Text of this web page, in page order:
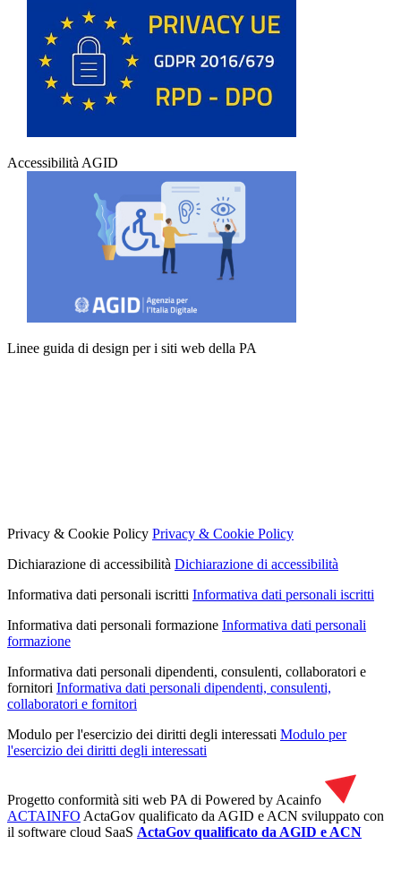
Accessibilità AGID
Linee guida di design per i siti web della PA
Privacy & Cookie Policy Privacy & Cookie Policy
Dichiarazione di accessibilità Dichiarazione di accessibilità
Informativa dati personali iscritti Informativa dati personali iscritti
Informativa dati personali formazione Informativa dati personali
formazione
Informativa dati personali dipendenti, consulenti, collaboratori e
fornitori Informativa dati personali dipendenti, consulenti,
collaboratori e fornitori
Modulo per l'esercizio dei diritti degli interessati Modulo per
l'esercizio dei diritti degli interessati
Progetto conformità siti web PA di Powered by Acainfo
ACTAINFO ActaGov qualificato da AGID e ACN sviluppato con
il software cloud SaaS ActaGov qualificato da AGID e ACN